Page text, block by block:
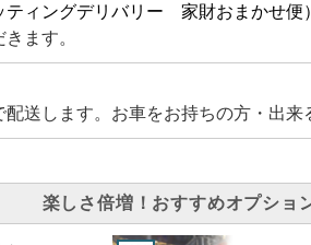
ィングデリバリー 家財おまかせ便）
ます。
送します。お車をお持ちの方・出来
楽しさ倍増！おすすめオプショ